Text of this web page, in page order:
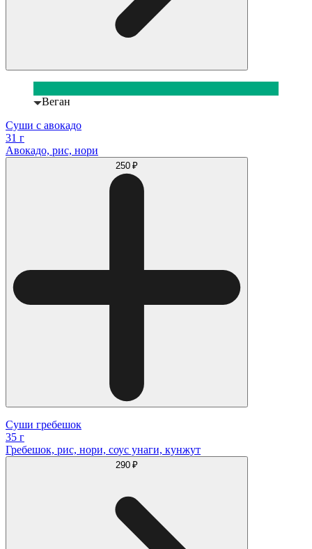
Веган
Суши с авокадо
31 г
Авокадо, рис, нори
250 ₽
Суши гребешок
35 г
Гребешок, рис, нори, соус унаги, кунжут
290 ₽